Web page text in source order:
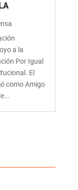
a la
Por Igual
El
como Amigo